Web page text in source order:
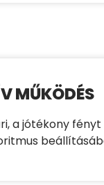
MŰKÖDÉS
a jótékony